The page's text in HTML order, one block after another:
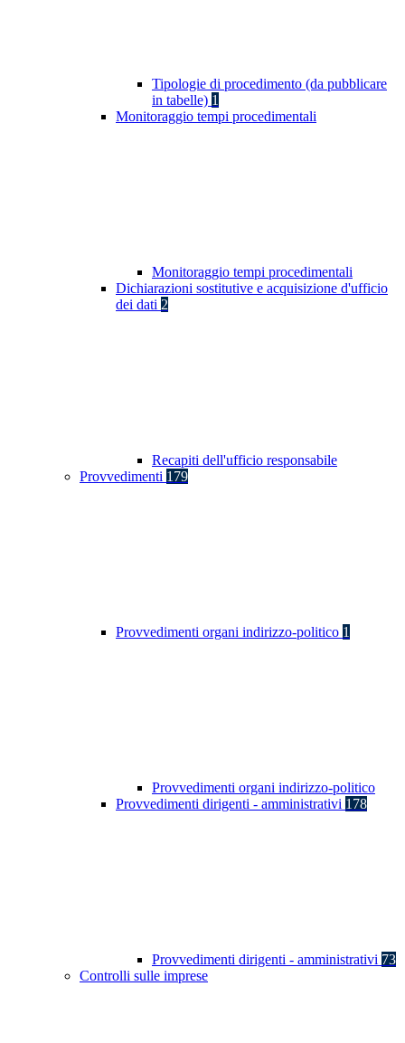
Tipologie di procedimento (da pubblicare
in tabelle) 1
Monitoraggio tempi procedimentali
Monitoraggio tempi procedimentali
Dichiarazioni sostitutive e acquisizione d'ufficio
dei dati 2
Recapiti dell'ufficio responsabile
Provvedimenti 179
Provvedimenti organi indirizzo-politico 1
Provvedimenti organi indirizzo-politico
Provvedimenti dirigenti - amministrativi 178
Provvedimenti dirigenti - amministrativi 73
Controlli sulle imprese